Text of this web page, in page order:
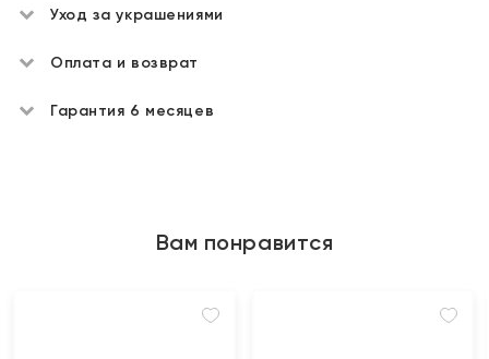
Уход за украшениями
Оплата и возврат
Гарантия 6 месяцев
Вам понравится